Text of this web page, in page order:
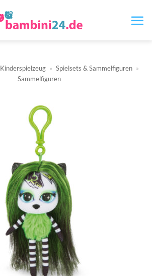
Kinderspielzeug » Spielsets & Sammelfiguren »
Sammelfiguren